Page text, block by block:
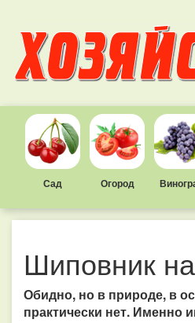
Сад Огород
Шиповник
Обидно, но в природе, в
практически нет. Именно